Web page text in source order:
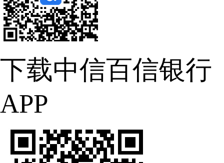
下载中信百信银行
APP